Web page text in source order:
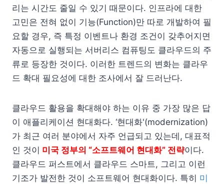
리는 시간도 줄일 수 있기 때문이다. 인프라에 대한
고민은 전혀 없이 기능(Function)만 따로 개발하여 필
요할 경우, 즉 특정 이벤트나 환경 조건이 갖추어지면
자동으로 실행되는 서버리스 컴퓨팅도 클라우드의 주
류로 등장한 것이다. 이러한 트렌드의 변화는 클라우
드 확대 필요성에 대한 조사에서 잘 드러난다.
클라우드 활용을 확대해야 하는 이유 중 가장 많은 답
이 애플리케이션 현대화다. ‘현대화'(modernization)
가 최근 여러 분야에서 자주 언급되고 있는데, 대표적
인 것이 미국 정부의 “소프트웨어 현대화” 전략이다.
클라우드 퍼스트에서 클라우드 스마트, 그리고 이런
기조가 발전한 것이 소프트웨어 현대화이다. 특히 미